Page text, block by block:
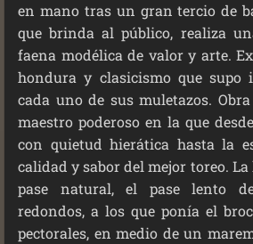
en mano tras un gran tercio de
que brinda al público, realiza
faena modélica de valor y arte.
hondura y clasicismo que supo
cada uno de sus muletazos.
maestro poderoso en la que
con quietud hierática hasta la
calidad y sabor del mejor toreo.
pase natural, el pase lento
redondos, a los que ponía el
pectorales, en medio de un